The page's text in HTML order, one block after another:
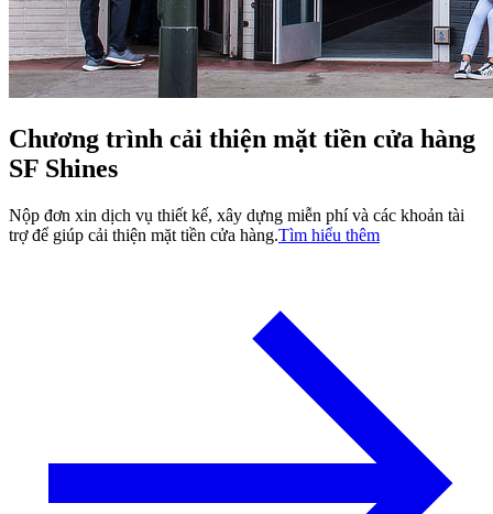
Chương trình cải thiện mặt tiền cửa hàng
SF Shines
Nộp đơn xin dịch vụ thiết kế, xây dựng miễn phí và các khoản tài
trợ để giúp cải thiện mặt tiền cửa hàng.Tìm hiểu thêm